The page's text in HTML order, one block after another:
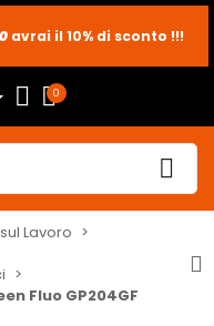
0
Lavoro
Fluo GP204GF